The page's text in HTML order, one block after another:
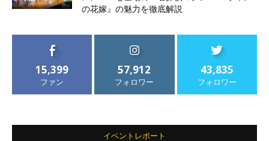
の花嫁』の魅力を徹底解説
15,399
ファン
57,912
フォロワー
43,835
フォロワー
イベントレポート